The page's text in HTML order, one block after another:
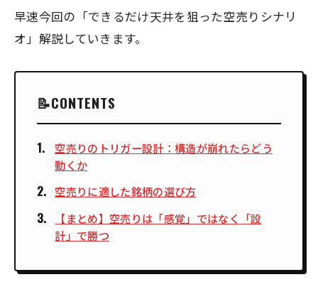
早速今回の「できるだけ天井を狙った空売りシナリ
オ」解説していきます。
CONTENTS
空売りのトリガー設計：構造が崩れたらどう
動くか
空売りに適した銘柄の選び方
【まとめ】空売りは「感覚」ではなく「設
計」で勝つ